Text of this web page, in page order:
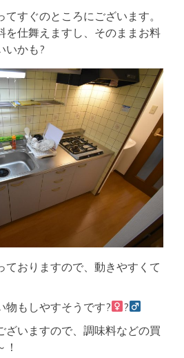
すぐのところにございます。
を仕舞えますし、そのままお料
いかも?
ておりますので、動きやすくて
物もしやすそうです?‍
?‍
ざいますので、調味料などの買